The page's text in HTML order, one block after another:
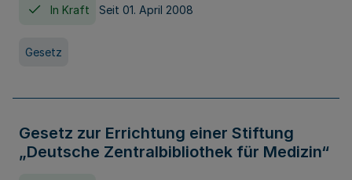
In Kraft Seit 01. April 2008
Gesetz
Gesetz zur Errichtung einer Stiftung
„Deutsche Zentralbibliothek für Medizin“